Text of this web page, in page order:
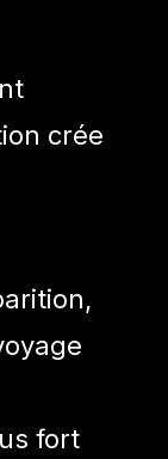
crée
fort